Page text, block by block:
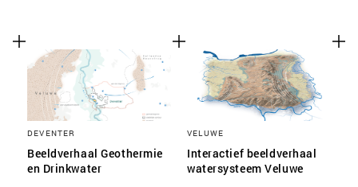
DEVENTER
Beeldverhaal Geothermie
en Drinkwater
VELUWE
Interactief beeldverhaal
watersysteem Veluwe